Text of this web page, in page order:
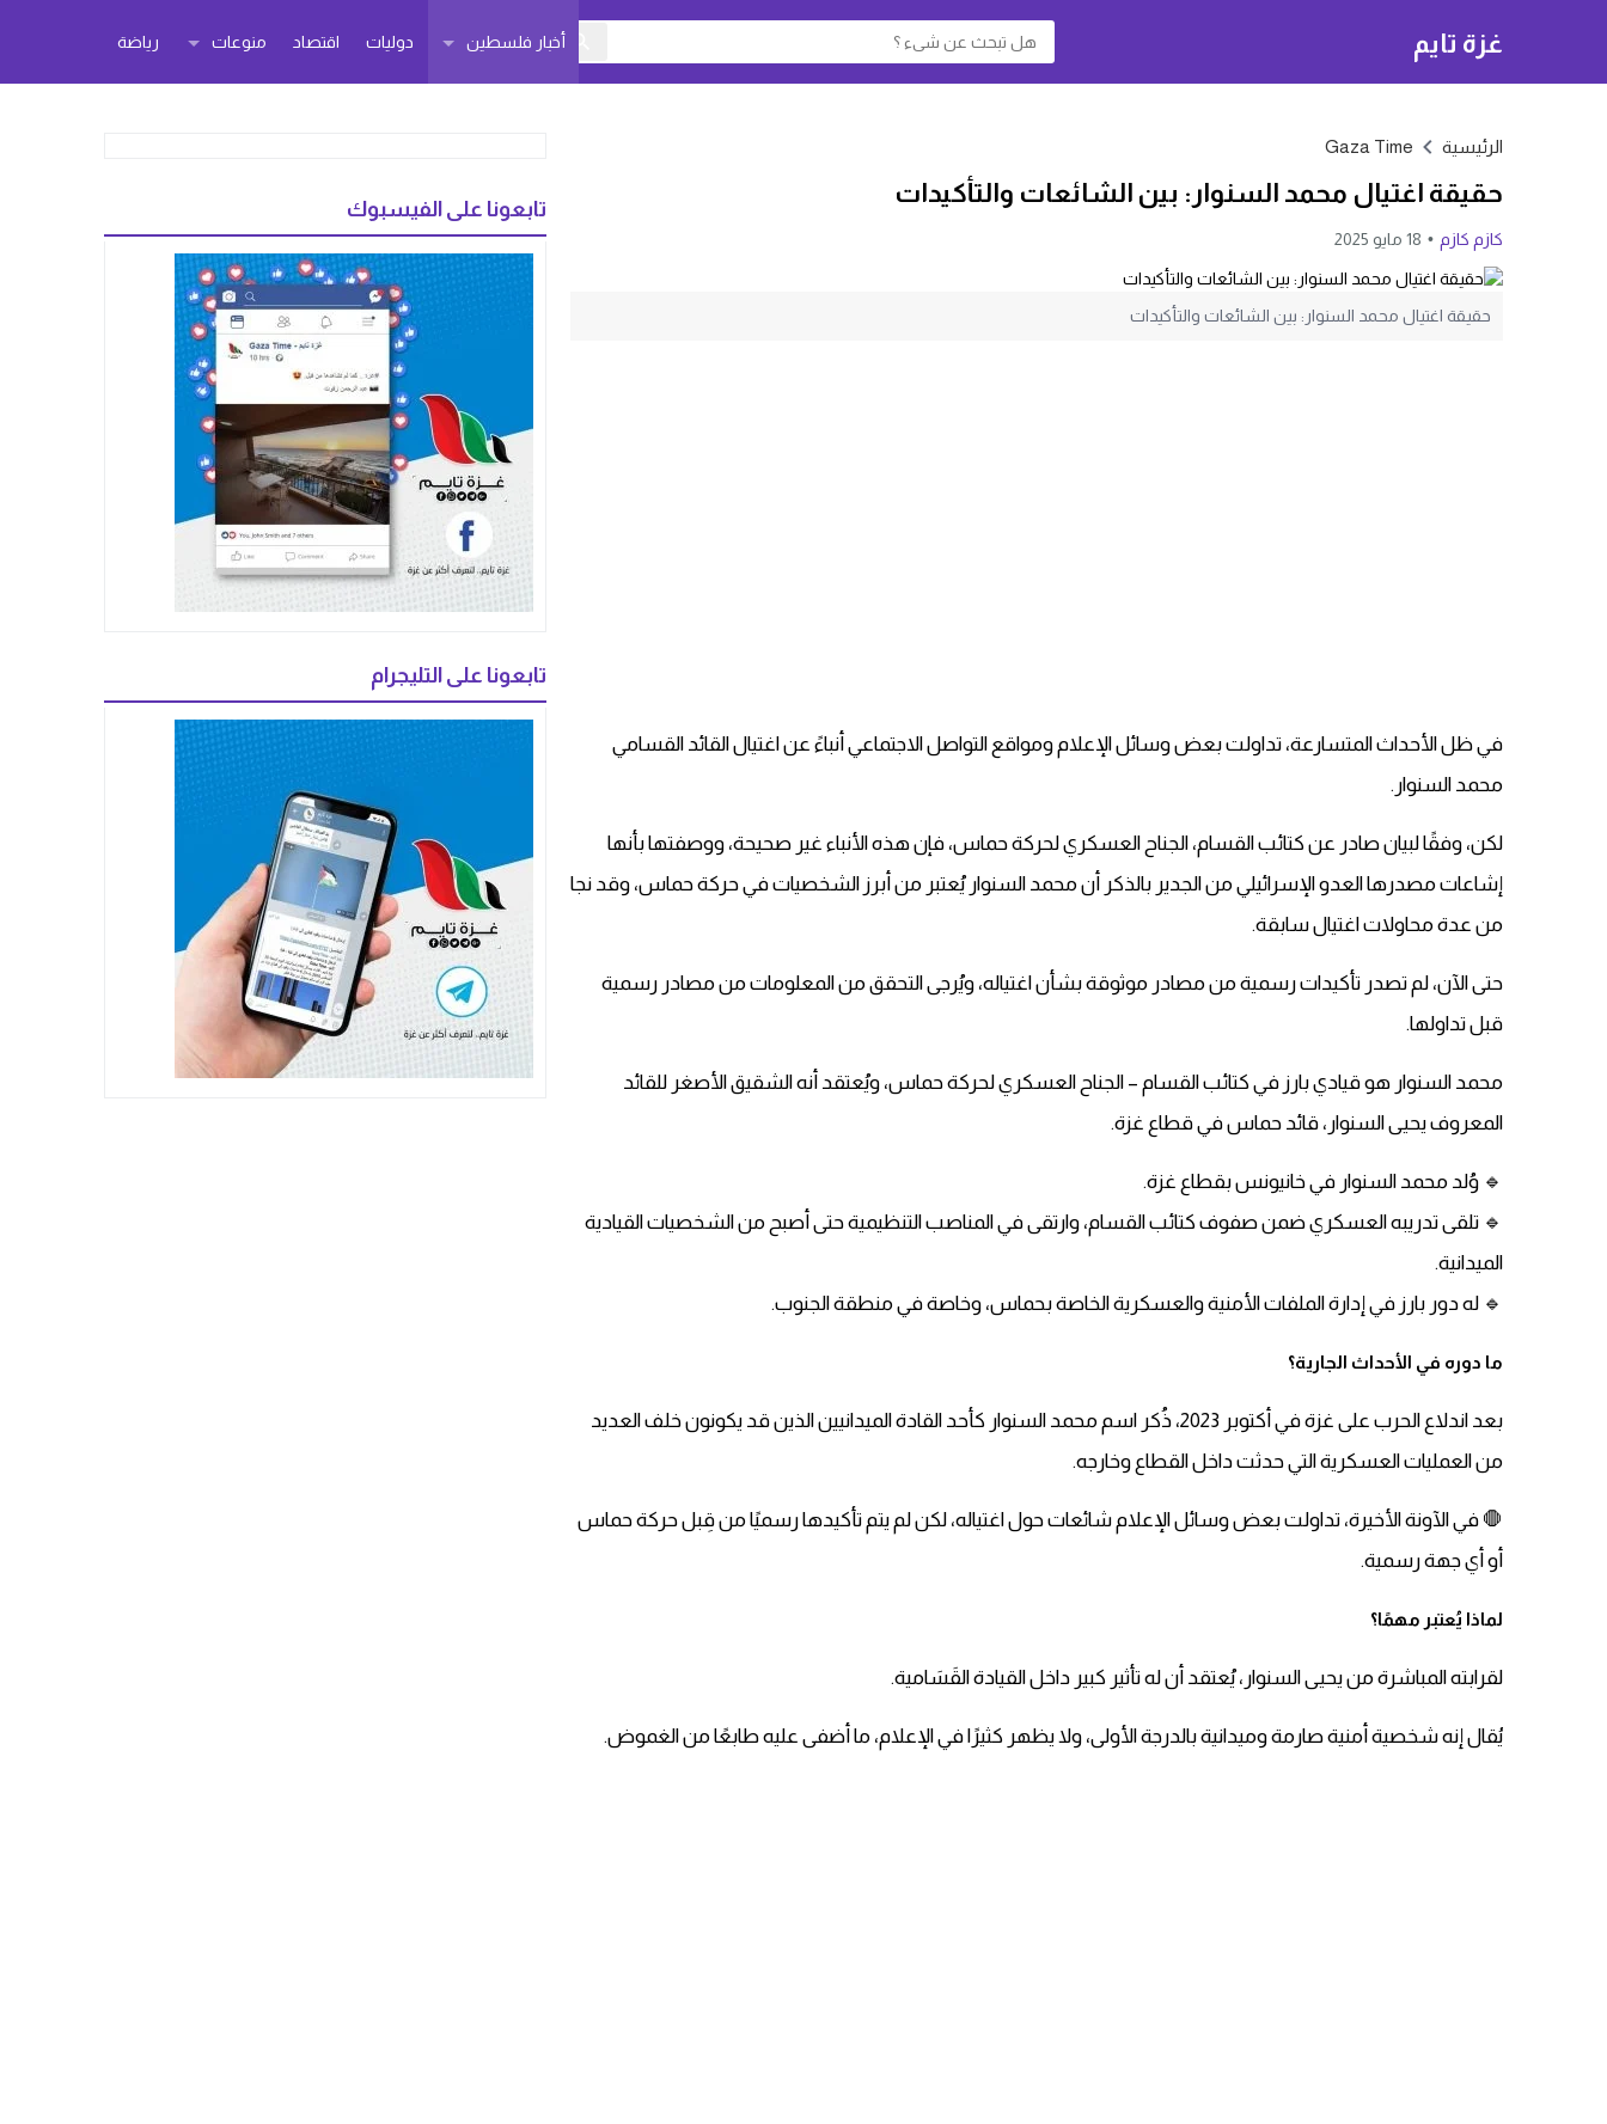
غزة تايم أخبار فلسطين دوليات اقتصاد منوعات رياضة
الرئيسية Gaza Time
حقيقة اغتيال محمد السنوار: بين الشائعات والتأكيدات
كازم كازم 18 مايو 2025
حقيقة اغتيال محمد السنوار: بين الشائعات والتأكيدات
في ظل الأحداث المتسارعة، تداولت بعض وسائل الإعلام ومواقع التواصل الاجتماعي أنباءً عن اغتيال القائد القسامي
محمد السنوار.
لكن، وفقًا لبيان صادر عن كتائب القسام، الجناح العسكري لحركة حماس، فإن هذه الأنباء غير صحيحة، ووصفتها بأنها
إشاعات مصدرها العدو الإسرائيلي من الجدير بالذكر أن محمد السنوار يُعتبر من أبرز الشخصيات في حركة حماس، وقد نجا
من عدة محاولات اغتيال سابقة.
حتى الآن، لم تصدر تأكيدات رسمية من مصادر موثوقة بشأن اغتياله، ويُرجى التحقق من المعلومات من مصادر رسمية
قبل تداولها.
محمد السنوار هو قيادي بارز في كتائب القسام – الجناح العسكري لحركة حماس، ويُعتقد أنه الشقيق الأصغر للقائد
المعروف يحيى السنوار، قائد حماس في قطاع غزة.
🔹 وُلد محمد السنوار في خانيونس بقطاع غزة.
🔹 تلقى تدريبه العسكري ضمن صفوف كتائب القسام، وارتقى في المناصب التنظيمية حتى أصبح من الشخصيات القيادية
الميدانية.
🔹 له دور بارز في إدارة الملفات الأمنية والعسكرية الخاصة بحماس، وخاصة في منطقة الجنوب.
ما دوره في الأحداث الجارية؟
بعد اندلاع الحرب على غزة في أكتوبر 2023، ذُكر اسم محمد السنوار كأحد القادة الميدانيين الذين قد يكونون خلف العديد
من العمليات العسكرية التي حدثت داخل القطاع وخارجه.
🛑 في الآونة الأخيرة، تداولت بعض وسائل الإعلام شائعات حول اغتياله، لكن لم يتم تأكيدها رسميًا من قِبل حركة حماس
أو أي جهة رسمية.
لماذا يُعتبر مهمًا؟
لقرابته المباشرة من يحيى السنوار، يُعتقد أن له تأثير كبير داخل القيادة القَسَامية.
يُقال إنه شخصية أمنية صارمة وميدانية بالدرجة الأولى، ولا يظهر كثيرًا في الإعلام، ما أضفى عليه طابعًا من الغموض.
تابعونا على الفيسبوك
تابعونا على التليجرام